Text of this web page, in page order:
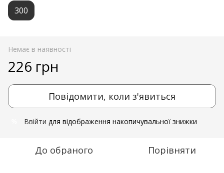
300
Немає в наявності
226 грн
Повідомити, коли з'явиться
Ввійти для відображення накопичувальної знижки
До обраного Порівняти